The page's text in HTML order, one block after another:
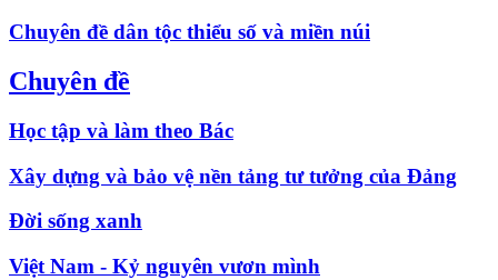
Chuyên đề dân tộc thiểu số và miền núi
Chuyên đề
Học tập và làm theo Bác
Xây dựng và bảo vệ nền tảng tư tưởng của Đảng
Đời sống xanh
Việt Nam - Kỷ nguyên vươn mình